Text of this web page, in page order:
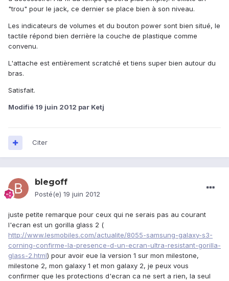
"trou" pour le jack, ce dernier se place bien à son niveau.
Les indicateurs de volumes et du bouton power sont bien situé, le
tactile répond bien derrière la couche de plastique comme
convenu.
L'attache est entièrement scratché et tiens super bien autour du
bras.
Satisfait.
Modifié 19 juin 2012 par Ketj
Citer
blegoff
Posté(e) 19 juin 2012
juste petite remarque pour ceux qui ne serais pas au courant
l'ecran est un gorilla glass 2 (
http://www.lesmobiles.com/actualite/8055-samsung-galaxy-s3-
corning-confirme-la-presence-d-un-ecran-ultra-resistant-gorilla-
glass-2.html) pour avoir eue la version 1 sur mon milestone,
milestone 2, mon galaxy 1 et mon galaxy 2, je peux vous
confirmer que les protections d'ecran ca ne sert a rien, la seul